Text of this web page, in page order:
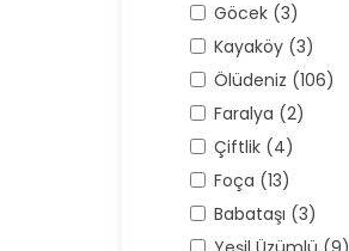
Göcek (3)
Kayaköy (3)
Ölüdeniz (106)
Faralya (2)
Çiftlik (4)
Foça (13)
Babataşı (3)